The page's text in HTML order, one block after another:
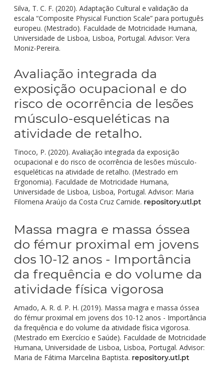
Silva, T. C. F. (2020). Adaptação Cultural e validação da
escala “Composite Physical Function Scale” para português
europeu. (Mestrado). Faculdade de Motricidade Humana,
Universidade de Lisboa, Lisboa, Portugal. Advisor: Vera
Moniz-Pereira.
Avaliação integrada da
exposição ocupacional e do
risco de ocorrência de lesões
músculo-esqueléticas na
atividade de retalho.
Tinoco, P. (2020). Avaliação integrada da exposição
ocupacional e do risco de ocorrência de lesões músculo-
esqueléticas na atividade de retalho. (Mestrado em
Ergonomia). Faculdade de Motricidade Humana,
Universidade de Lisboa, Lisboa, Portugal. Advisor: Maria
Filomena Araújo da Costa Cruz Carnide. repository.utl.pt
Massa magra e massa óssea
do fémur proximal em jovens
dos 10-12 anos - Importância
da frequência e do volume da
atividade física vigorosa
Amado, A. R. d. P. H. (2019). Massa magra e massa óssea
do fémur proximal em jovens dos 10-12 anos - Importância
da frequência e do volume da atividade física vigorosa.
(Mestrado em Exercício e Saúde). Faculdade de Motricidade
Humana, Universidade de Lisboa, Lisboa, Portugal. Advisor:
Maria de Fátima Marcelina Baptista. repository.utl.pt